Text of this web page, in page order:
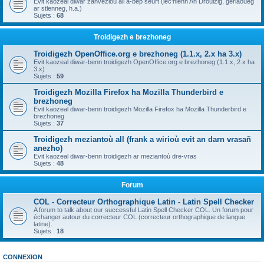
ar stlenneg, h.a.)
Sujets : 68
Troidigezh e brezhoneg
Troidigezh OpenOffice.org e brezhoneg (1.1.x, 2.x ha 3.x)
Evit kaozeal diwar-benn troidigezh OpenOffice.org e brezhoneg (1.1.x, 2.x ha
3.x)
Sujets : 59
Troidigezh Mozilla Firefox ha Mozilla Thunderbird e
brezhoneg
Evit kaozeal diwar-benn troidigezh Mozilla Firefox ha Mozilla Thunderbird e
brezhoneg
Sujets : 37
Troidigezh meziantoù all (frank a wirioù evit an darn vrasañ
anezho)
Evit kaozeal diwar-benn troidigezh ar meziantoù dre-vras
Sujets : 48
Forum
COL - Correcteur Orthographique Latin - Latin Spell Checker
A forum to talk about our successful Latin Spell Checker COL. Un forum pour
échanger autour du correcteur COL (correcteur orthographique de langue
latine).
Sujets : 18
CONNEXION